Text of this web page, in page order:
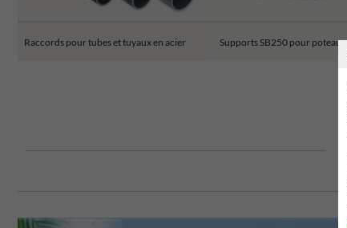
Raccords pour tubes et tuyaux en acier Supports SB250 pour poteaux